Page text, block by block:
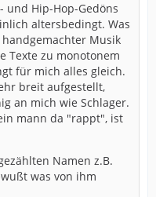
und Hip-Hop-Gedöns
altersbedingt. Was
Musik
Texte zu monotonem
für mich alles gleich.
breit aufgestellt,
an mich wie Schlager.
mann da "rappt", ist
Namen z.B.
was von ihm